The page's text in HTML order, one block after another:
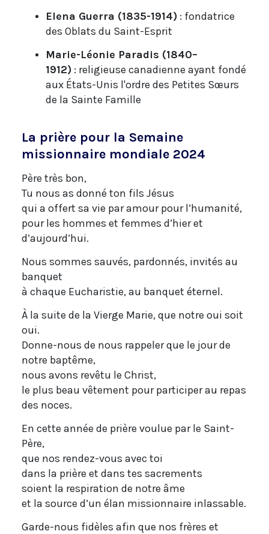
Elena Guerra (1835-1914) : fondatrice
des Oblats du Saint-Esprit
Marie-Léonie Paradis (1840–
1912) : religieuse canadienne ayant fondé
aux États-Unis l'ordre des Petites Sœurs
de la Sainte Famille
La prière pour la Semaine
missionnaire mondiale 2024
Père très bon,
Tu nous as donné ton fils Jésus
qui a offert sa vie par amour pour l’humanité,
pour les hommes et femmes d’hier et
d’aujourd’hui.
Nous sommes sauvés, pardonnés, invités au
banquet
à chaque Eucharistie, au banquet éternel.
À la suite de la Vierge Marie, que notre oui soit
oui.
Donne-nous de nous rappeler que le jour de
notre baptême,
nous avons revêtu le Christ,
le plus beau vêtement pour participer au repas
des noces.
En cette année de prière voulue par le Saint-
Père,
que nos rendez-vous avec toi
dans la prière et dans tes sacrements
soient la respiration de notre âme
et la source d’un élan missionnaire inlassable.
Garde-nous fidèles afin que nos frères et